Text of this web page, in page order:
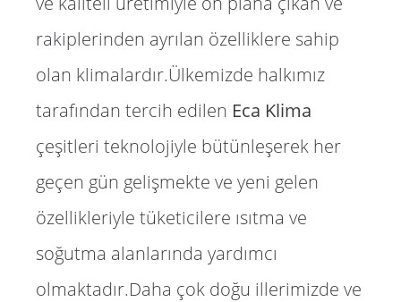
rakiplerinden ayrılan özelliklere sahip
olan klimalardır.Ülkemizde halkımız
tarafından tercih edilen Eca Klima
çeşitleri teknolojiyle bütünleşerek her
geçen gün gelişmekte ve yeni gelen
özellikleriyle tüketicilere ısıtma ve
soğutma alanlarında yardımcı
olmaktadır.Daha çok doğu illerimizde ve